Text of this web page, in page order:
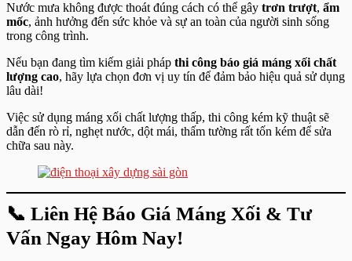
Nước mưa không được thoát đúng cách có thể gây trơn trượt, ẩm
mốc, ảnh hưởng đến sức khỏe và sự an toàn của người sinh sống
trong công trình.
Nếu bạn đang tìm kiếm giải pháp thi công báo giá máng xối chất
lượng cao, hãy lựa chọn đơn vị uy tín để đảm bảo hiệu quả sử dụng
lâu dài!
Việc sử dụng máng xối chất lượng thấp, thi công kém kỹ thuật sẽ
dẫn đến rò rỉ, nghẹt nước, dột mái, thấm tường rất tốn kém để sửa
chữa sau này.
📞 Liên Hệ Báo Giá Máng Xối & Tư
Vấn Ngay Hôm Nay!